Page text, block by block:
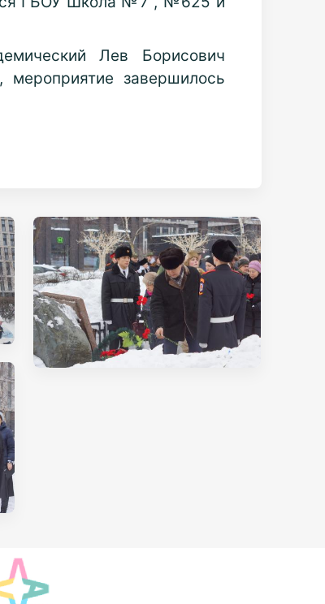
Лев Борисович
мероприятие завершилось